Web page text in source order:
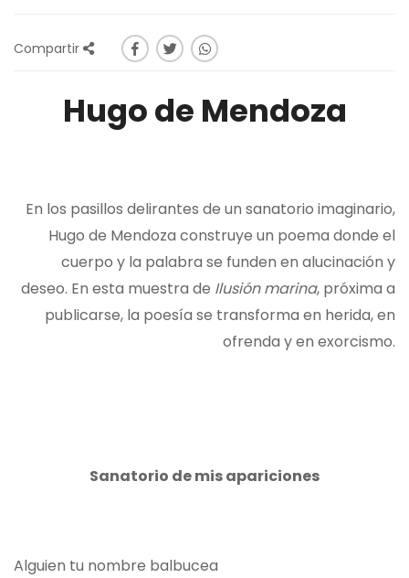
Compartir
Hugo de Mendoza
En los pasillos delirantes de un sanatorio imaginario,
Hugo de Mendoza construye un poema donde el
cuerpo y la palabra se funden en alucinación y
deseo. En esta muestra de Ilusión marina, próxima a
publicarse, la poesía se transforma en herida, en
ofrenda y en exorcismo.
Sanatorio de mis apariciones
Alguien tu nombre balbucea